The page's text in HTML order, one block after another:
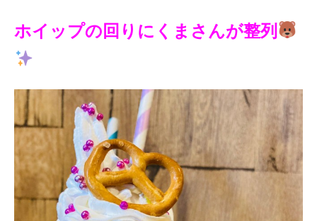
ホイップの回りにくまさんが整列